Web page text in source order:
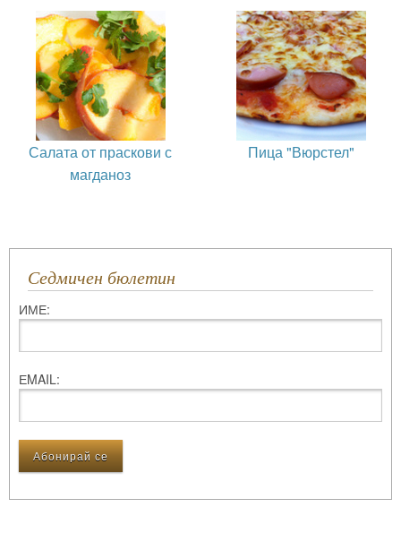
Салата от праскови с
магданоз
Пица "Вюрстел"
Седмичен бюлетин
ИМЕ:
ЕMAIL: